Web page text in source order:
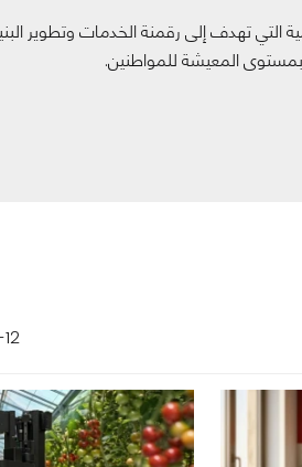
تهدف إلى رقمنة الخدمات وتطوير
بمستوى المعيشة للمواطنين.